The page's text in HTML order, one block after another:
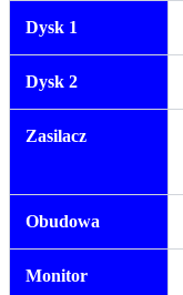
Dysk 1
Dysk 2
Zasilacz
Obudowa
Monitor